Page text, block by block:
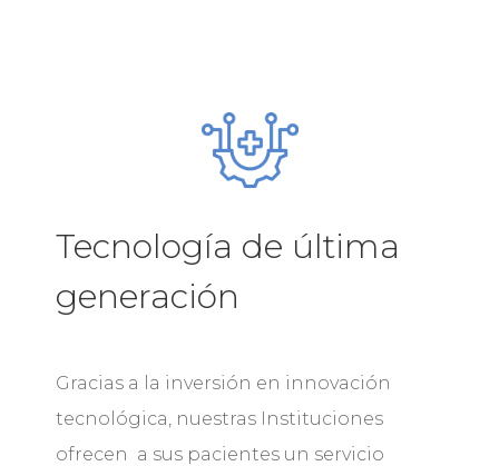
Tecnología de última
generación
Gracias a la inversión en innovación
tecnológica, nuestras Instituciones
ofrecen a sus pacientes un servicio